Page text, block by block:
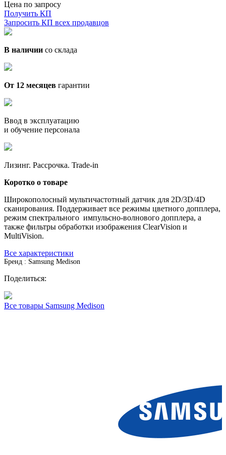
Цена по запросу
Получить КП
Запросить КП всех продавцов
В наличии со склада
От 12 месяцев гарантии
Ввод в эксплуатацию
и обучение персонала
Лизинг. Рассрочка. Trade-in
Коротко о товаре
Широкополосный мультичастотный датчик для 2D/3D/4D
сканирования. Поддерживает все режимы цветного допплера,
режим спектрального импульсно-волнового допплера, а
также фильтры обработки изображения ClearVision и
MultiVision.
Все характеристики
Бренд : Samsung Medison
Поделиться:
Все товары Samsung Medison